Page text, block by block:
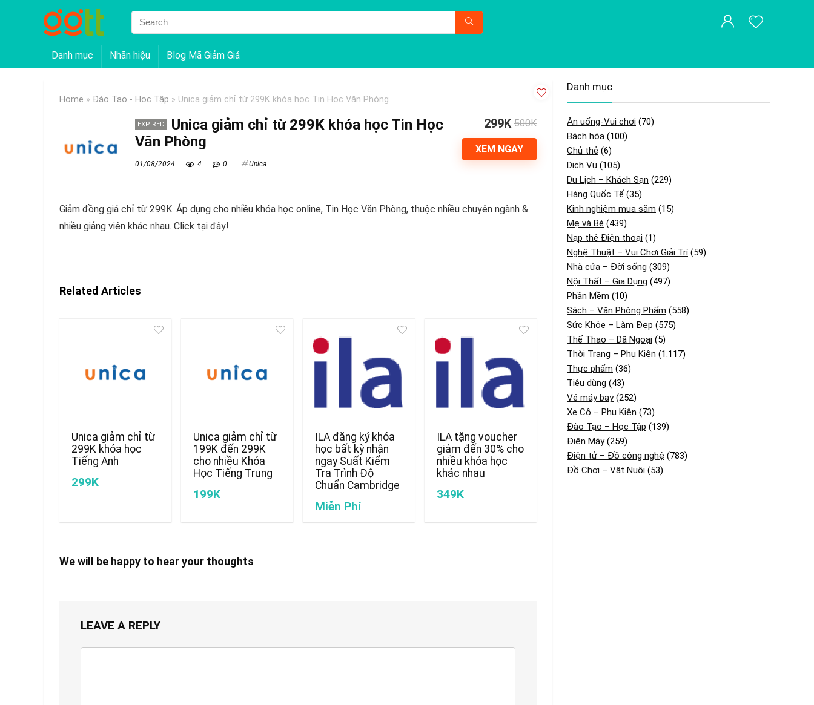
Danh mục Nhãn hiệu Blog Mã Giảm Giá
Home » Đào Tạo - Học Tập » Unica giảm chỉ từ 299K khóa học Tin Học Văn Phòng
EXPIRED
Unica giảm chỉ từ 299K khóa học Tin Học
Văn Phòng
01/08/2024 4 0 Unica
299K 500K
XEM NGAY
Giảm đồng giá chỉ từ 299K. Áp dụng cho nhiều khóa học online, Tin Học Văn Phòng, thuộc nhiều chuyên ngành &
nhiều giảng viên khác nhau. Click tại đây!
Related Articles
Unica giảm chỉ từ
299K khóa học
Tiếng Anh
299K
Unica giảm chỉ từ
199K đến 299K
cho nhiều Khóa
Học Tiếng Trung
199K
ILA đăng ký khóa
học bất kỳ nhận
ngay Suất Kiểm
Tra Trình Độ
Chuẩn Cambridge
Miễn Phí
ILA tặng voucher
giảm đến 30% cho
nhiều khóa học
khác nhau
349K
We will be happy to hear your thoughts
LEAVE A REPLY
Danh mục
Ăn uống-Vui chơi (70)
Bách hóa (100)
Chủ thẻ (6)
Dịch Vụ (105)
Du Lịch – Khách Sạn (229)
Hàng Quốc Tế (35)
Kinh nghiệm mua sắm (15)
Mẹ và Bé (439)
Nạp thẻ Điện thoại (1)
Nghệ Thuật – Vui Chơi Giải Trí(59)
Nhà cửa – Đời sống (309)
Nội Thất – Gia Dụng (497)
Phần Mềm (10)
Sách – Văn Phòng Phẩm (558)
Sức Khỏe – Làm Đẹp (575)
Thể Thao – Dã Ngoại (5)
Thời Trang – Phụ Kiện (1.117)
Thực phẩm (36)
Tiêu dùng (43)
Vé máy bay(252)
Xe Cộ – Phụ Kiện (73)
Đào Tạo – Học Tập (139)
Điện Máy(259)
Điện tử – Đồ công nghệ (783)
Đồ Chơi – Vật Nuôi (53)